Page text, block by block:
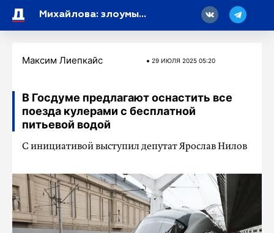
Михайлова: злоумышленники летом маскируют фишинговые сайты под страницы отелей
Максим Лиепкайс 29 ИЮЛЯ 2025 05:20
В Госдуме предлагают оснастить все
поезда кулерами с бесплатной
питьевой водой
С инициативой выступил депутат Ярослав Нилов